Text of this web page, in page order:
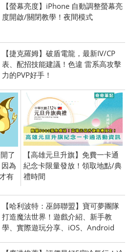
【螢幕亮度】iPhone 自動調整螢幕亮
度開啟/關閉教學！夜間模式
【捷克羅姆】破盾電龍，最新IV/CP
表、配招技能建議！色違 雷系高攻擊
力的PVP好手！
了
為
有
【高雄元旦升旗】免費一卡通
紀念卡限量發放！領取地點/典
禮時間
【哈利波特：巫師聯盟】寶可夢團隊
打造魔法世界！遊戲介紹、新手教
學、實際遊玩分享、iOS、Android